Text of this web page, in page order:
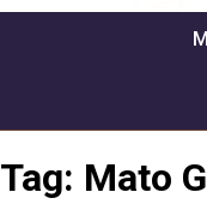
Tag: Mato